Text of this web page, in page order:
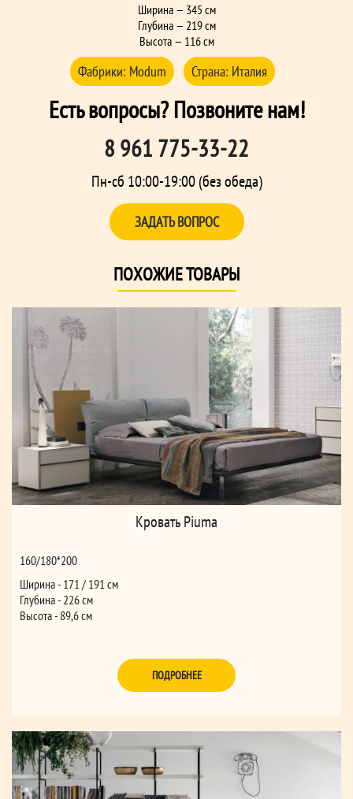
Ширина — 345 см
Глубина — 219 см
Высота — 116 см
Фабрики: Modum Страна: Италия
Есть вопросы? Позвоните нам!
8 961 775-33-22
Пн-сб 10:00-19:00 (без обеда)
ЗАДАТЬ ВОПРОС
ПОХОЖИЕ ТОВАРЫ
Кровать Piuma
160/180*200
Ширина - 171 / 191 см
Глубина - 226 см
Высота - 89,6 см
ПОДРОБНЕЕ